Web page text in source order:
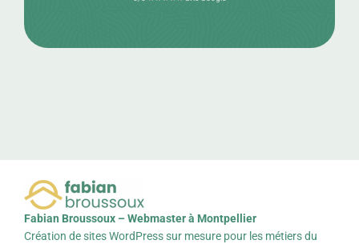
Fabian Broussoux – Webmaster à Montpellier
Création de sites WordPress sur mesure pour les métiers du